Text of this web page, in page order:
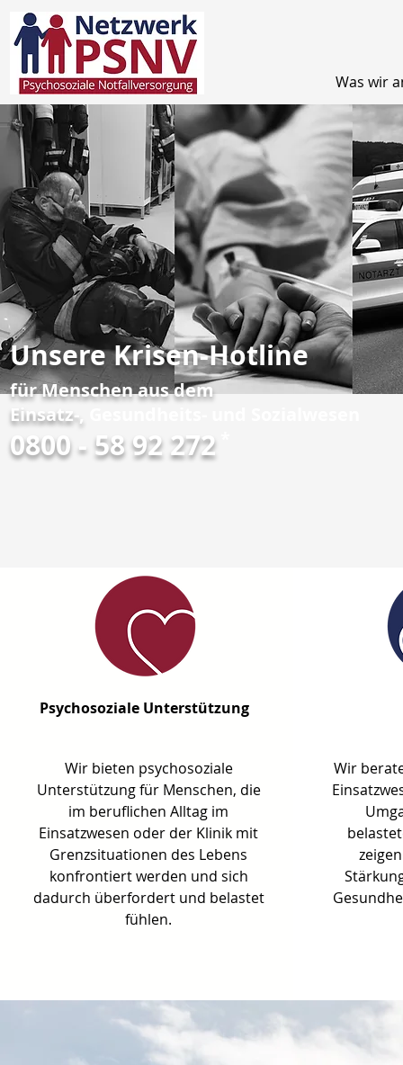
Was wir
Unsere Krisen-Hotline
für Menschen aus dem
Einsatz-,
0800 - 58 92 272
Psychosoziale Unterstützung
Wir bieten psychosoziale
Unterstützung für Menschen, die
im beruflichen Alltag im
Einsatzwesen oder der Klinik mit
Grenzsituationen des Lebens
konfrontiert werden und sich
dadurch überfordert und belastet
fühlen.
Wir